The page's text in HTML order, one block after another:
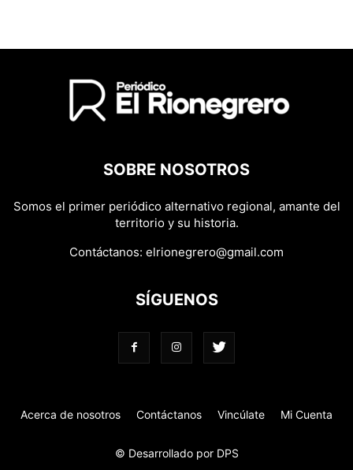
SOBRE NOSOTROS
Somos el primer periódico alternativo regional, amante del
territorio y su historia.
Contáctanos: elrionegrero@gmail.com
SÍGUENOS
Acerca de nosotros Contáctanos Vincúlate Mi Cuenta
© Desarrollado por DPS